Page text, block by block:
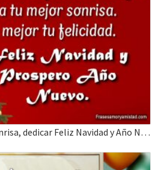
La magia es tu mejor sonrisa, dedicar Feliz Navidad y Año Nuevo